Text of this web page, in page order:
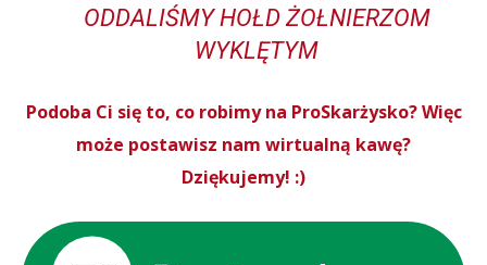
ODDALIŚMY HOŁD ŻOŁNIERZOM
WYKLĘTYM
Podoba Ci się to, co robimy na ProSkarżysko? Więc
może postawisz nam wirtualną kawę?
Dziękujemy! :)